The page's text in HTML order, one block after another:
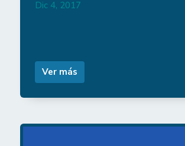
Dic 4, 2017
Ver más